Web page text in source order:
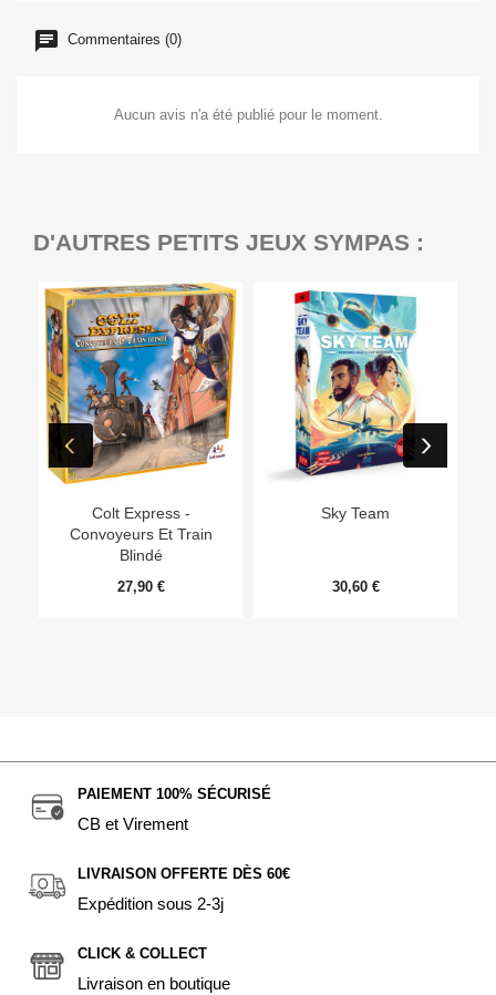
Commentaires (0)
Aucun avis n'a été publié pour le moment.
D'AUTRES PETITS JEUX SYMPAS :
Colt Express -
Convoyeurs Et Train
Blindé
27,90 €
Sky Team
30,60 €
PAIEMENT 100% SÉCURISÉ
CB et Virement
LIVRAISON OFFERTE DÈS 60€
Expédition sous 2-3j
CLICK & COLLECT
Livraison en boutique